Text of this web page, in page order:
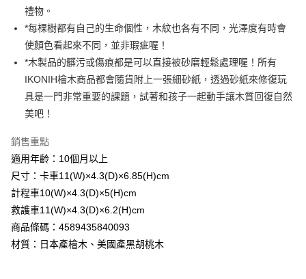
運送方式
宅配
每筆NT$80，滿NT$500(含以上)免運費
臺灣離島-金、馬、澎
每筆NT$100，滿NT$1,000(含以上)免運費
禮物。
*每棵樹都有自己的生命個性，木紋也各有不同，光澤度有時會
使顏色看起來不同，並非瑕疵喔！
*木製品的髒污或傷痕都是可以直接被砂磨輕鬆處理喔！所有
IKONIH檜木商品都會隨貨附上一張細砂紙，透過砂紙來修復玩
具是一門非常重要的課題，試著和孩子一起動手讓木質回復自然
美吧！
銷售重點
適用年齡：10個月以上
尺寸：卡車11(W)×4.3(D)×6.85(H)cm
計程車10(W)×4.3(D)×5(H)cm
救護車11(W)×4.3(D)×6.2(H)cm
商品條碼：4589435840093
材質：日本產檜木、美國產黑胡桃木